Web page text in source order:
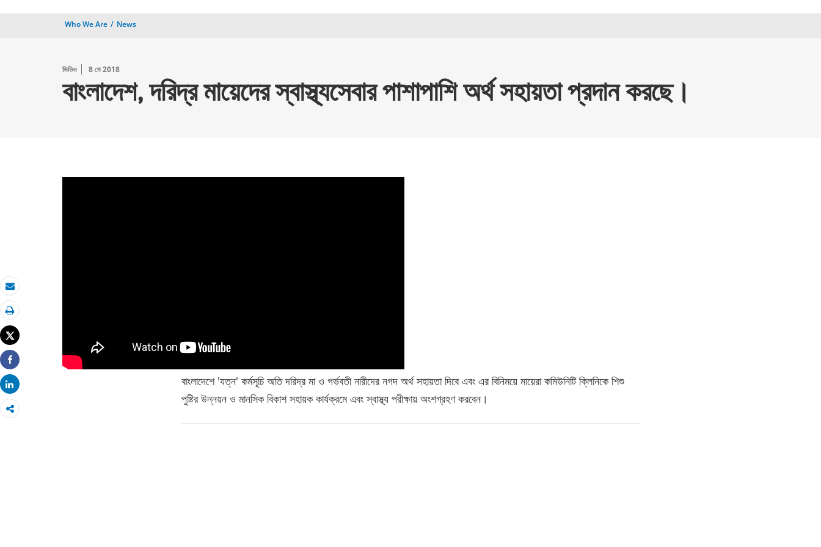
Who We Are News
ভিডিও 8 মে 2018
বাংলাদেশ, দরিদ্র মায়েদের স্বাস্থ্যসেবার পাশাপাশি অর্থ সহায়তা প্রদান করছে।
ইমেইলে পাঠান
মুদ্রণ করুন
Tweet
Share
Share
বাংলাদেশে 'যত্ন' কর্মসূচি অতি দরিদ্র মা ও গর্ভবতী নারীদের নগদ অর্থ সহায়তা দিবে এবং এর বিনিময়ে মায়েরা কমিউনিটি ক্লিনিকে শিশু
পুষ্টির উন্নয়ন ও মানসিক বিকাশ সহায়ক কার্যক্রমে এবং স্বাস্থ্য পরীক্ষায় অংশগ্রহণ করবেন।